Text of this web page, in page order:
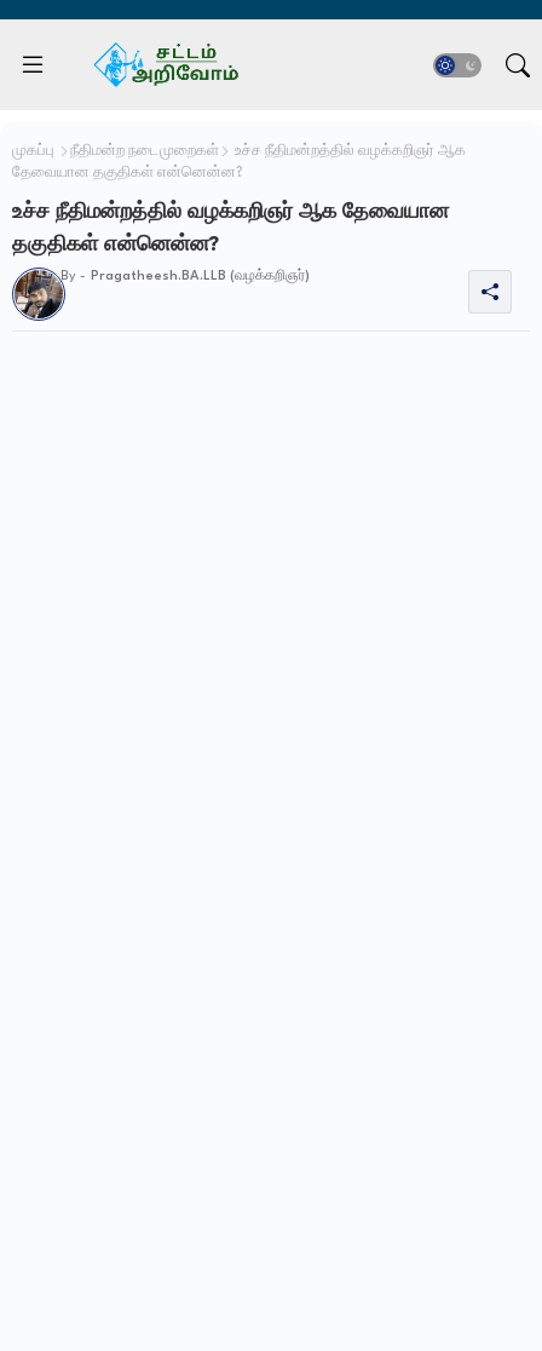
முகப்பு நீதிமன்ற நடைமுறைகள்
உச்ச நீதிமன்றத்தில் வழக்கறிஞர் ஆக
தேவையான தகுதிகள் என்னென்ன?
உச்ச நீதிமன்றத்தில் வழக்கறிஞர் ஆக தேவையான
தகுதிகள் என்னென்ன?
By - Pragatheesh.BA.LLB (வழக்கறிஞர்)